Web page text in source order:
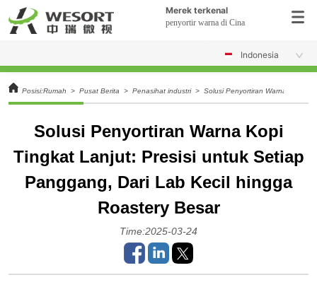
Merek terkenal
penyortir warna di Cina
Indonesia
Posisi:Rumah > Pusat Berita > Penasihat industri > Solusi Penyortiran Warna Kopi
Solusi Penyortiran Warna Kopi
Tingkat Lanjut: Presisi untuk Setiap
Panggang, Dari Lab Kecil hingga
Roastery Besar
Time:2025-03-24